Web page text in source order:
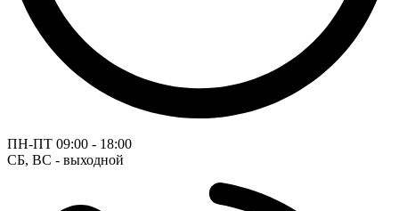
ПН-ПТ 09:00 - 18:00
СБ, ВС - выходной